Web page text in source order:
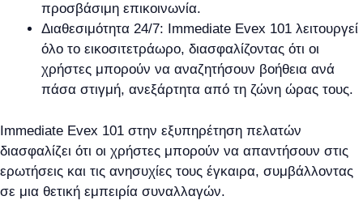
προσβάσιμη επικοινωνία.
Διαθεσιμότητα 24/7: Immediate Evex 101 λειτουργεί
όλο το εικοσιτετράωρο, διασφαλίζοντας ότι οι
χρήστες μπορούν να αναζητήσουν βοήθεια ανά
πάσα στιγμή, ανεξάρτητα από τη ζώνη ώρας τους.
Immediate Evex 101 στην εξυπηρέτηση πελατών
διασφαλίζει ότι οι χρήστες μπορούν να απαντήσουν στις
ερωτήσεις και τις ανησυχίες τους έγκαιρα, συμβάλλοντας
σε μια θετική εμπειρία συναλλαγών.